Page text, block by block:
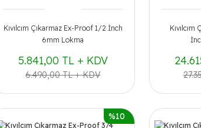
Kıvılcım Çıkarmaz Ex-Proof 1/2 İnch
6mm Lokma
5.841,00 TL + KDV
6.490,00 TL + KDV
%10